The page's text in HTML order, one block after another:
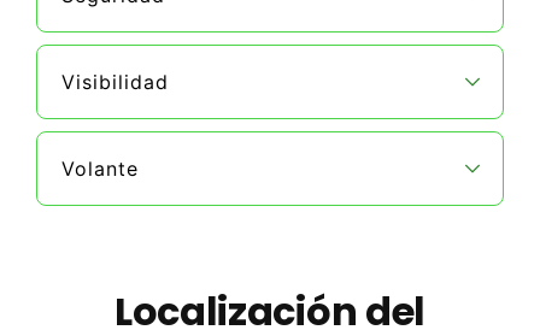
Visibilidad
Volante
Localización del